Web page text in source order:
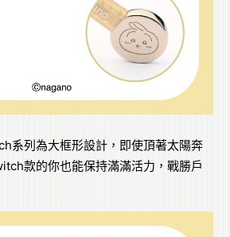
系列為大框形設計，即使頂著太陽奔
款的你也能保持滿滿活力，戰勝戶